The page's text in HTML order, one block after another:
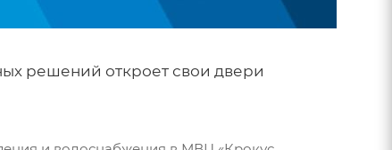
решений откроет свои двери